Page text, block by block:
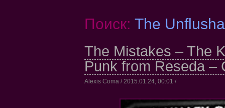
Поиск: The
The Mistakes – The
Punk from Reseda –
Alexis Coma / 2015.01.24, 00:01 /